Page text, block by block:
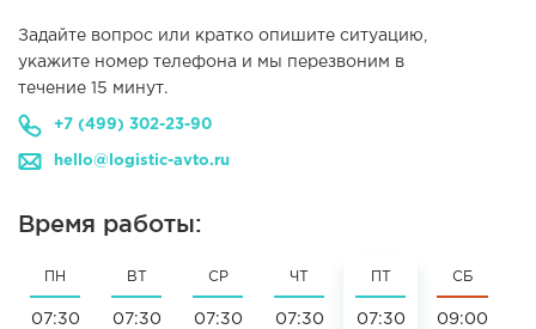
Задайте вопрос или кратко опишите ситуацию,
укажите номер телефона и мы перезвоним в
течение 15 минут.
+7 (499) 302-23-90
hello@logistic-avto.ru
Время работы:
ПН
07:30
ВТ
07:30
СР
07:30
ЧТ
07:30
07:30
СБ
09:00